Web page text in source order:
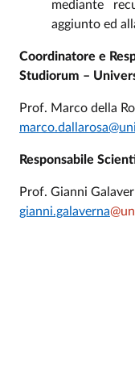
mediante
aggiunto ed
Coordinatore e
Studiorum –
Prof. Marco della
Responsabile
Prof. Gianni
gianni.galaverna